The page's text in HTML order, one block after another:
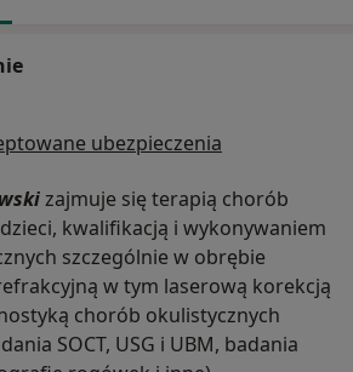
ubezpieczenia
zajmuje się terapią chorób
kwalifikacją i wykonywaniem
szczególnie w obrębie
w tym laserową korekcją
chorób okulistycznych
SOCT, USG i UBM, badania